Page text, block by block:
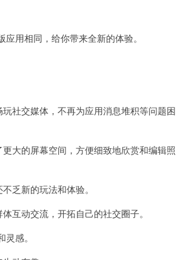
用相同，给你带来全新的体验。
社交媒体，不再为应用消息堆积等问题困
大的屏幕空间，方便细致地欣赏和编辑照
乏新的玩法和体验。
动交流，开拓自己的社交圈子。
感。